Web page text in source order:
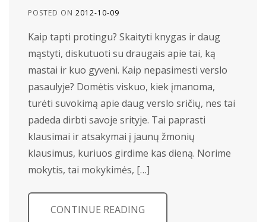
POSTED ON 2012-10-09
Kaip tapti protingu? Skaityti knygas ir daug
mąstyti, diskutuoti su draugais apie tai, ką
mastai ir kuo gyveni. Kaip nepasimesti verslo
pasaulyje? Domėtis viskuo, kiek įmanoma,
turėti suvokimą apie daug verslo sričių, nes tai
padeda dirbti savoje srityje. Tai paprasti
klausimai ir atsakymai į jaunų žmonių
klausimus, kuriuos girdime kas dieną. Norime
mokytis, tai mokykimės, […]
CONTINUE READING